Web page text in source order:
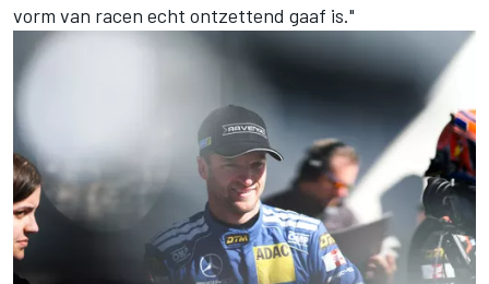
vorm van racen echt ontzettend gaaf is."